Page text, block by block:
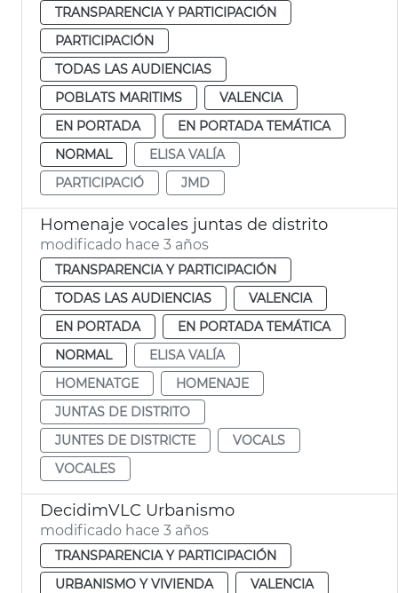
TRANSPARENCIA Y PARTICIPACIÓN
PARTICIPACIÓN
TODAS LAS AUDIENCIAS
POBLATS MARITIMS
VALENCIA
EN PORTADA
EN PORTADA TEMÁTICA
NORMAL
ELISA VALÍA
PARTICIPACIÓ
JMD
Homenaje vocales juntas de distrito
modificado hace 3 años
TRANSPARENCIA Y PARTICIPACIÓN
TODAS LAS AUDIENCIAS
VALENCIA
EN PORTADA
EN PORTADA TEMÁTICA
NORMAL
ELISA VALÍA
HOMENATGE
HOMENAJE
JUNTAS DE DISTRITO
JUNTES DE DISTRICTE
VOCALS
VOCALES
DecidimVLC Urbanismo
modificado hace 3 años
TRANSPARENCIA Y PARTICIPACIÓN
URBANISMO Y VIVIENDA
VALENCIA